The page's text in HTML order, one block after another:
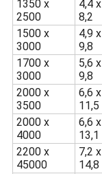
1350 x
2500
4,4 x
8,2
1500 x
3000
4,9 x
9,8
1700 x
3000
5,6 x
9,8
2000 x
3500
6,6 x
11,5
2000 x
4000
6,6 x
13,1
2200 x
45000
7,2 x
14,8